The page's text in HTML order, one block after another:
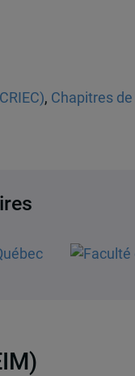
, Chapitres